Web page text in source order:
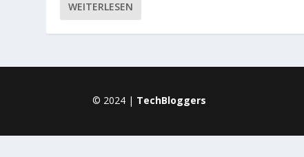
WEITERLESEN
© 2024 | TechBloggers